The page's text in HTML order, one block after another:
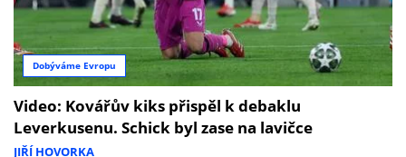
Dobýváme Evropu
Video: Kovářův kiks přispěl k debaklu
Leverkusenu. Schick byl zase na lavičce
JIŘÍ HOVORKA